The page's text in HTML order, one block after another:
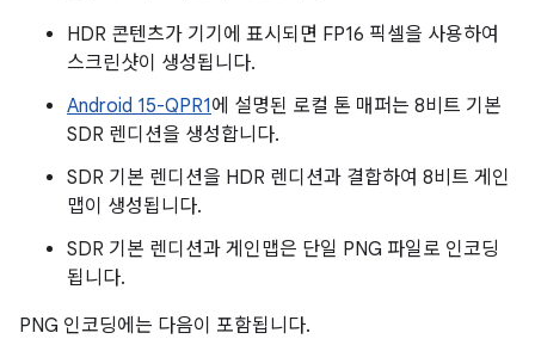
HDR 콘텐츠가 기기에 표시되면 FP16 픽셀을 사용하여
스크린샷이 생성됩니다.
Android 15-QPR1에 설명된 로컬 톤 매퍼는 8비트 기본
SDR 렌디션을 생성합니다.
SDR 기본 렌디션을 HDR 렌디션과 결합하여 8비트 게인
맵이 생성됩니다.
SDR 기본 렌디션과 게인맵은 단일 PNG 파일로 인코딩
됩니다.
PNG 인코딩에는 다음이 포함됩니다.